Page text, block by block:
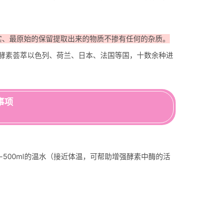
最原始的保留提取出来的物质不掺有任何的杂质。
素荟萃以色列、荷兰、日本、法国等国，十数余种进
项
的温水（接近体温，可帮助增强酵素中酶的活